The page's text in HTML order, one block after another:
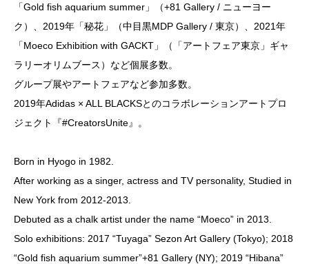
「Gold fish aquarium summer」（+81 Gallery / ニューヨー
ク）、2019年「秘花」（中目黒MDP Gallery / 東京）、2021年
「Moeco Exhibition with GACKT」（「アートフェア東京」ギャ
ラリーオリムブース）など個展多数。
グループ展やアートフェアなど参加多数。
2019年Adidas × ALL BLACKSとのコラボレーションアートプロ
ジェクト『#CreatorsUnite』。
Born in Hyogo in 1982.
After working as a singer, actress and TV personality, Studied in
New York from 2012-2013.
Debuted as a chalk artist under the name “Moeco” in 2013.
Solo exhibitions: 2017 “Tuyaga” Sezon Art Gallery (Tokyo); 2018
“Gold fish aquarium summer”+81 Gallery (NY); 2019 “Hibana”